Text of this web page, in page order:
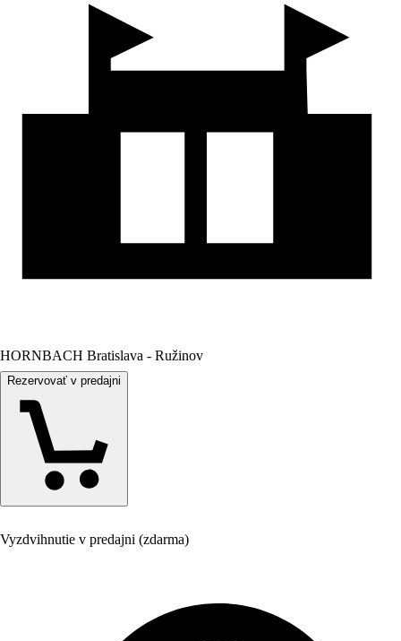
HORNBACH Bratislava - Ružinov
Rezervovať v predajni
Vyzdvihnutie v predajni (zdarma)